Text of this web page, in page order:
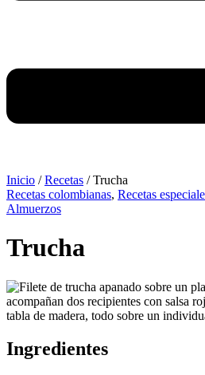
Inicio /Recetas /Trucha
Recetas colombianas, Recetas
Almuerzos
Trucha
Ingredientes